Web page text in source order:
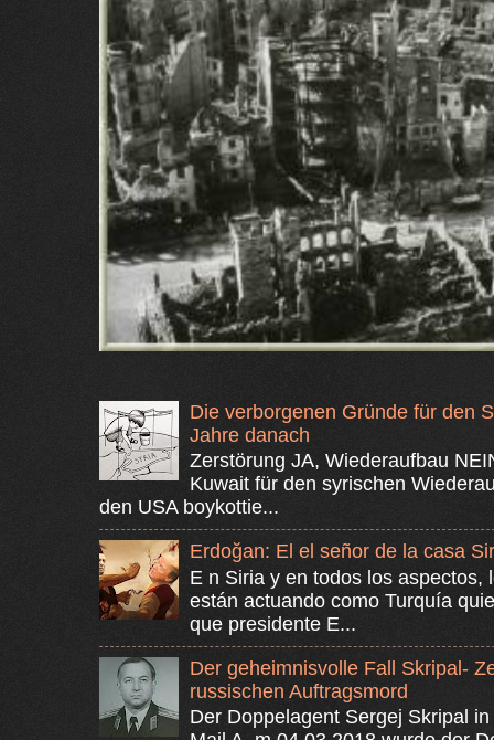
Die verborgenen Gründe für den
Jahre danach
Zerstörung JA, Wiederaufbau
Kuwait für den syrischen
den USA boykottie...
Erdoğan: El el señor de la casa
E n Siria y en todos los aspectos,
están actuando como Turquía
que presidente E...
Der geheimnisvolle Fall Skripal-
russischen Auftragsmord
Der Doppelagent Sergej Skripal